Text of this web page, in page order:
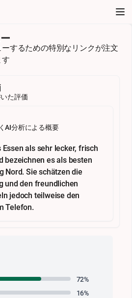
するための特別なリンクが注文
た評価
AI分析による概要
als sehr lecker, frisch
bezeichnen es als besten
Nord. Sie schätzen die
und den freundlichen
jedoch teilweise den
Telefon.
72%
16%